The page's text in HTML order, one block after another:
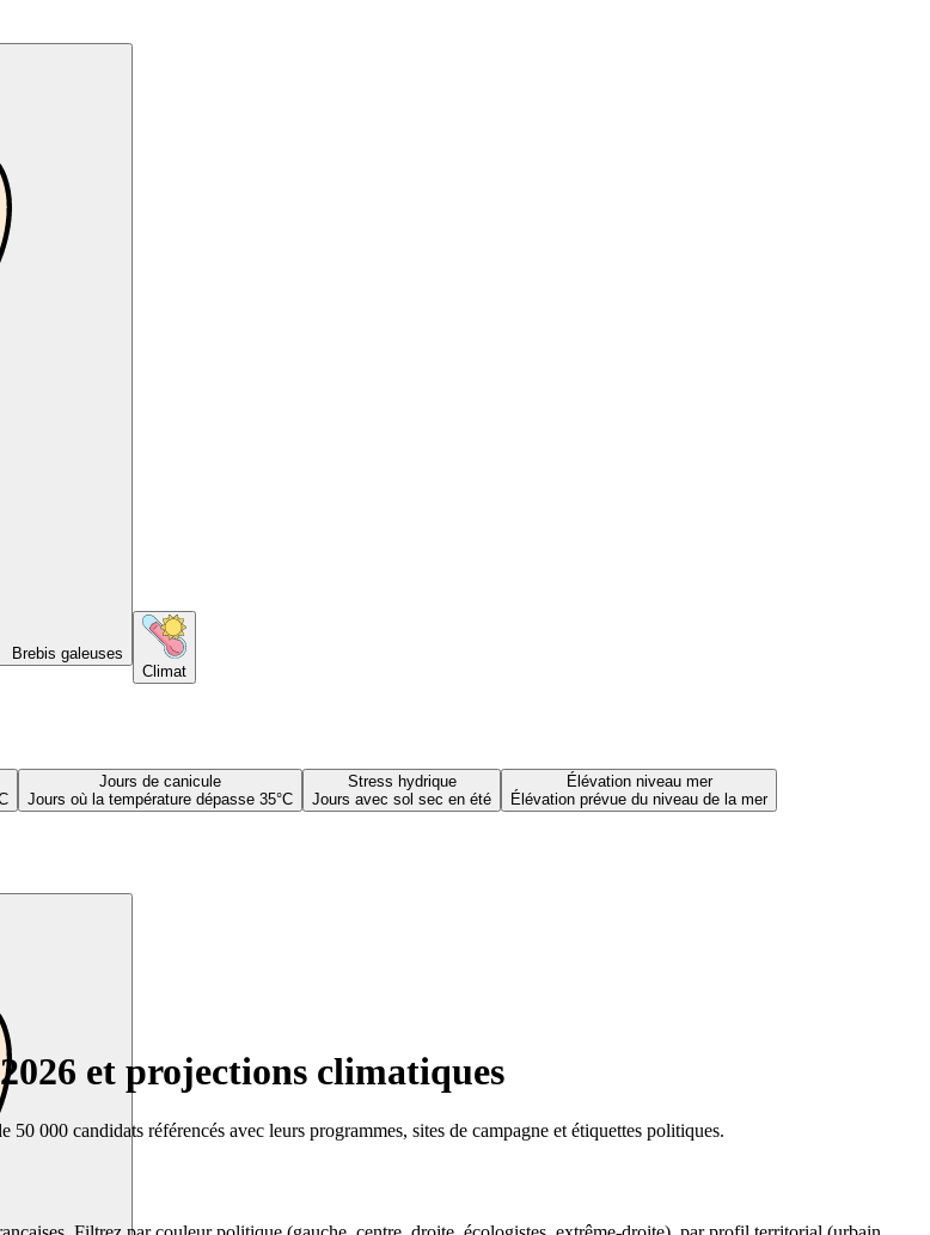
Brebis galeuses
Climat
Jours de canicule
Jours où la température dépasse 35°C
Stress hydrique
Jours avec sol sec en été
Élévation niveau mer
Élévation prévue du niveau de la mer
et projections climatiques
000 candidats référencés avec leurs programmes, sites de campagne et étiquettes politiques.